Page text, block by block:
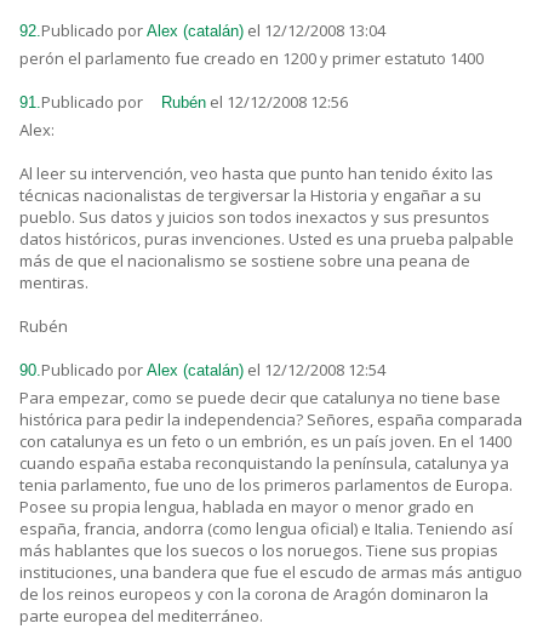
92.Publicado por Alex (catalán) el 12/12/2008 13:04
perón el parlamento fue creado en 1200 y primer estatuto 1400
91.Publicado por Rubén el 12/12/2008 12:56
Alex:
Al leer su intervención, veo hasta que punto han tenido éxito las
técnicas nacionalistas de tergiversar la Historia y engañar a su
pueblo. Sus datos y juicios son todos inexactos y sus presuntos
datos históricos, puras invenciones. Usted es una prueba palpable
más de que el nacionalismo se sostiene sobre una peana de
mentiras.
Rubén
90.Publicado por Alex (catalán) el 12/12/2008 12:54
Para empezar, como se puede decir que catalunya no tiene base
histórica para pedir la independencia? Señores, españa comparada
con catalunya es un feto o un embrión, es un país joven. En el 1400
cuando españa estaba reconquistando la península, catalunya ya
tenia parlamento, fue uno de los primeros parlamentos de Europa.
Posee su propia lengua, hablada en mayor o menor grado en
españa, francia, andorra (como lengua oficial) e Italia. Teniendo así
más hablantes que los suecos o los noruegos. Tiene sus propias
instituciones, una bandera que fue el escudo de armas más antiguo
de los reinos europeos y con la corona de Aragón dominaron la
parte europea del mediterráneo.